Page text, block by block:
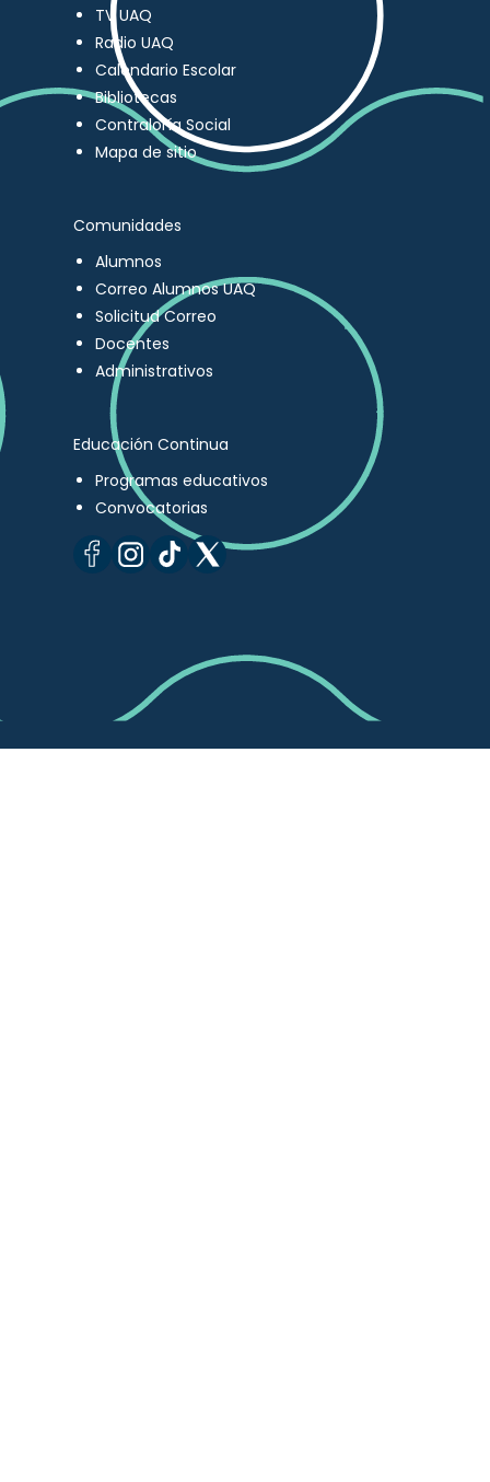
TV UAQ
Radio UAQ
Calendario Escolar
Bibliotecas
Contraloría Social
Mapa de sitio
Comunidades
Alumnos
Correo Alumnos UAQ
Solicitud Correo
Docentes
Administrativos
Educación Continua
Programas educativos
Convocatorias